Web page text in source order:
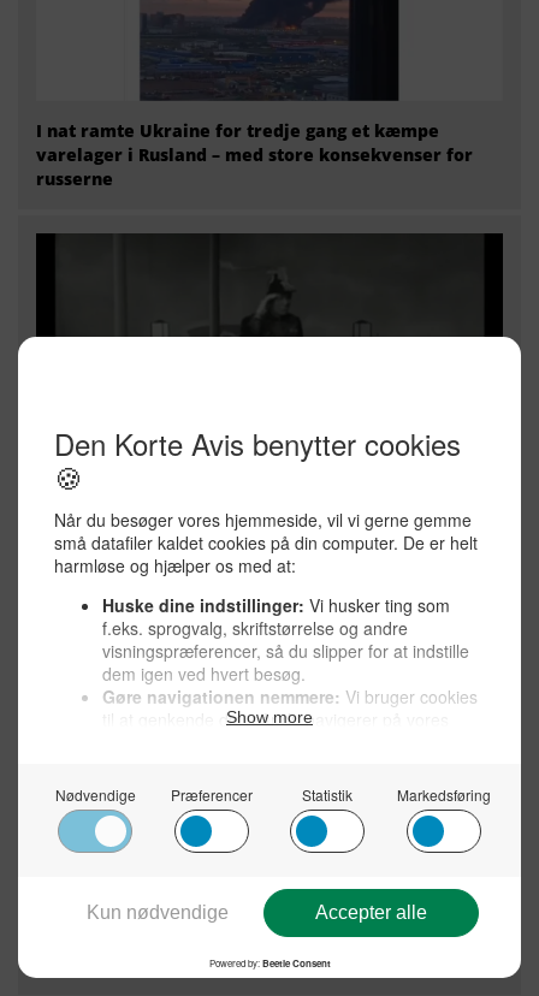
I nat ramte Ukraine for tredje gang et kæmpe
varelager i Rusland – med store konsekvenser for
russerne
Jørgen Reenberg er død, 96 år – hør ham synge
“Admiralens vise”, der i den grad blev folkeeje
Han ville fotografere en bison – men den blev
rasende, og så endte det helt galt